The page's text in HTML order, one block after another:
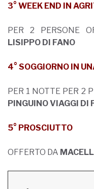
3° WEEK END IN
PER 2 PERSONE
LISIPPO DI FANO
4° SOGGIORNO IN
PER 1 NOTTE PER 2
PINGUINO VIAGGI DI
5° PROSCIUTTO
OFFERTO DA